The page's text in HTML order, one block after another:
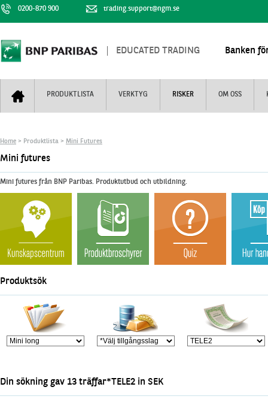
0200-870 900 trading.support@ngm.se
EDUCATED TRADING Banken
PRODUKTLISTA VERKTYG RISKER OM OSS
Mini Futures
Turbowarranter
Unlimited Turbos
Nya produkter
Stoppade & förfallna produkter
Utsålda produkter
Nyhestbrev+
Dagens urval
Realtidskurser
Knock-plocken
Kunskapscentra
Hur handlar jag
Finansiell information
Vi är tennis
Home > Produktlista > Mini Futures
Mini futures
Mini futures från BNP Paribas. Produktutbud och utbildning.
Produktsök
Din sökning gav 13 träffar*TELE2 in SEK